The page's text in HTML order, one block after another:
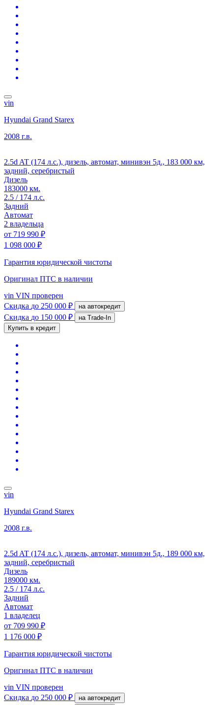
vin
Hyundai Grand Starex
2008 г.в.
2.5d AT (174 л.с.), дизель, автомат, минивэн 5д., 183 000 км,
задний, серебристый
Дизель
183000 км.
2.5 / 174 л.с.
Задний
Автомат
2 владельца
от 719 990 ₽
1 098 000 ₽
Гарантия юридической чистоты
Оригинал ПТС в наличии
vin VIN проверен
Скидка до 250 000 ₽ на автокредит
Скидка до 150 000 ₽
на Trade-In
Купить в кредит
vin
Hyundai Grand Starex
2008 г.в.
2.5d AT (174 л.с.), дизель, автомат, минивэн 5д., 189 000 км,
задний, серебристый
Дизель
189000 км.
2.5 / 174 л.с.
Задний
Автомат
1 владелец
от 709 990 ₽
1 176 000 ₽
Гарантия юридической чистоты
Оригинал ПТС в наличии
vin VIN проверен
Скидка до 250 000 ₽ на автокредит